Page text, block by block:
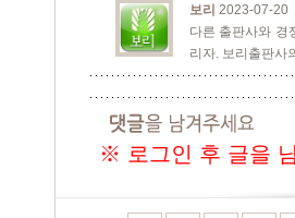
보리 2023-07-20
다른 출판사와 경
리자. 보리출판사
※ 로그인 후 글을